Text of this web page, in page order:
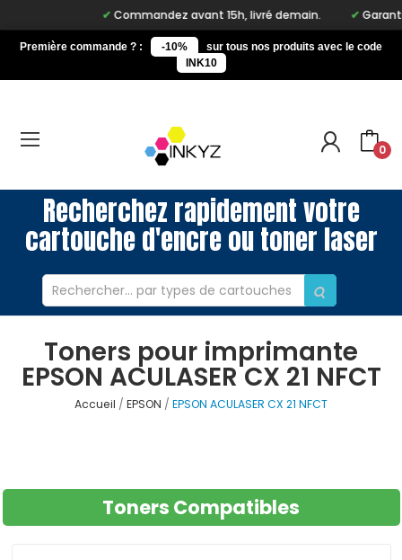
Commandez avant 15h, livré demain. Garantie
Première commande ? : -10%
sur tous nos produits avec le code
INK10
0
Recherchez rapidement votre
cartouche d'encre ou toner laser
Toners pour imprimante
EPSON ACULASER CX 21 NFCT
Accueil EPSON EPSON ACULASER CX 21 NFCT
Toners Compatibles